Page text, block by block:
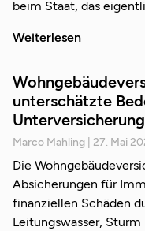
beim Staat, das
Weiterlesen
unterschätzte
Marco Mahling 27. Mai
Die
Absicherungen für
finanziellen Schäden
Leitungswasser, Sturm